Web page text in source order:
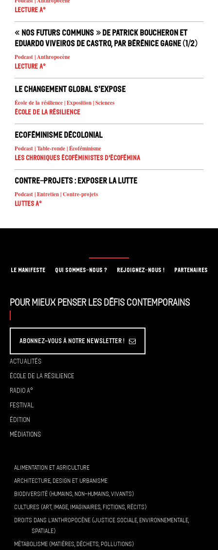
Lecture A°
« Nos futurs communs » de Patrick Boucheron et
Eduardo Viveiros de Castro, par Bérénice Gagne (1/2)
Podcast | Anthropocène
Lecture A°
Le changement global s’expose
École de la résilience | Exposition | Sciences
École de la résilience
Ecoféminisme décolonial
Podcast | Table-ronde | Écoféminisme
Les chroniques écoféministes d'ÉcoFémina
Contre-projets : exposer la lutte
Podcast | Entretien | Contre-projets
Luttes A°
LE MANIFESTE QUI SOMMES-NOUS ? REJOIGNEZ-NOUS ! PARTENAIRES
Pour mieux penser les défis contemporains
Abonnez-vous à Notre Newsletter !
Actualités
École de la résilience
Radio A°
Festival
Édition
Médiations
ALIMENTATION ET AGRICULTURE
ARCHITECTURE, DESIGN ET URBANISME
BIODIVERSITÉ (HUMAINS, NON-HUMAINS, VIVANTS)
CULTURES (ART, IMAGE, IMAGINAIRES, FICTIONS, RÉCITS)
DROITS DANS L’ANTHROPOCÈNE (JUSTICE SOCIALE, ENVIRONNEMENTALE,
SPATIALE)
MÉTABOLISME (MATIÈRES, DÉCHETS, POLLUTIONS)